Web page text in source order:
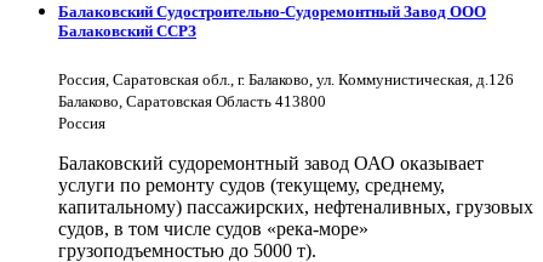
Балаковский Судостроительно-Судоремонтный Завод ООО
Балаковский ССРЗ
Россия, Саратовская обл., г. Балаково, ул. Коммунистическая, д.126
Балаково, Саратовская Область 413800
Россия
Балаковский судоремонтный завод ОАО оказывает
услуги по ремонту судов (текущему, среднему,
капитальному) пассажирских, нефтеналивных, грузовых
судов, в том числе судов «река-море»
грузоподъемностью до 5000 т).